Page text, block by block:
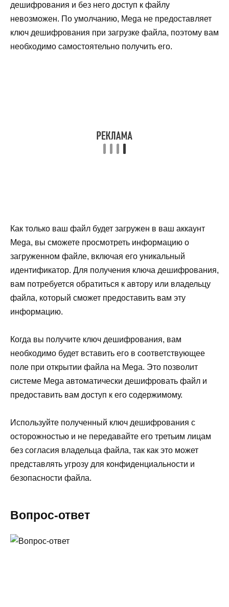
дешифрования и без него доступ к файлу
невозможен. По умолчанию, Mega не предоставляет
ключ дешифрования при загрузке файла, поэтому вам
необходимо самостоятельно получить его.
Как только ваш файл будет загружен в ваш аккаунт
Mega, вы сможете просмотреть информацию о
загруженном файле, включая его уникальный
идентификатор. Для получения ключа дешифрования,
вам потребуется обратиться к автору или владельцу
файла, который сможет предоставить вам эту
информацию.
Когда вы получите ключ дешифрования, вам
необходимо будет вставить его в соответствующее
поле при открытии файла на Mega. Это позволит
системе Mega автоматически дешифровать файл и
предоставить вам доступ к его содержимому.
Используйте полученный ключ дешифрования с
осторожностью и не передавайте его третьим лицам
без согласия владельца файла, так как это может
представлять угрозу для конфиденциальности и
безопасности файла.
Вопрос-ответ